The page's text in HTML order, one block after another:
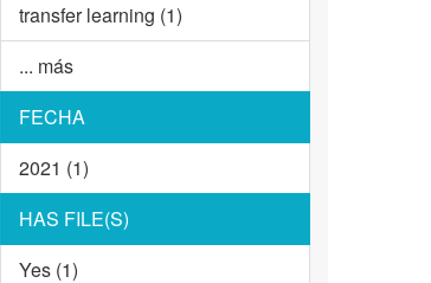
transfer learning (1)
... más
FECHA
2021 (1)
HAS FILE(S)
Yes (1)